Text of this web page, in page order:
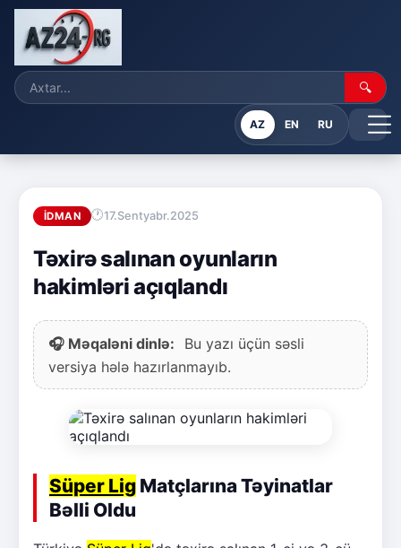
🔍
AZ EN RU
İDMAN 17.Sentyabr.2025
Təxirə salınan oyunların
hakimləri açıqlandı
🎧 Məqaləni dinlə:
Bu yazı üçün səsli
versiya hələ hazırlanmayıb.
Süper Lig Matçlarına Təyinatlar
Bəlli Oldu